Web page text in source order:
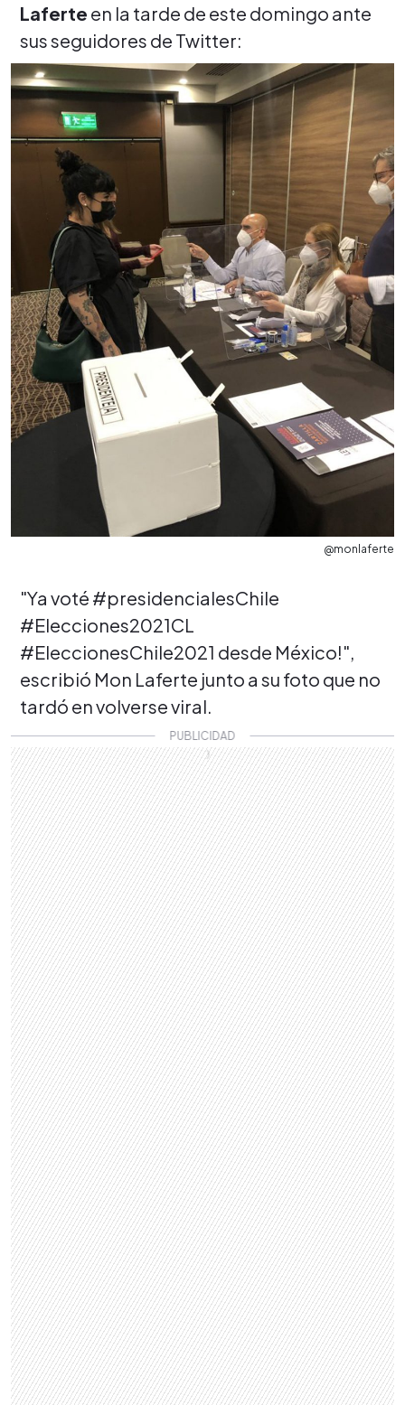
Laferte en la tarde de este domingo ante
sus seguidores de Twitter:
@monlaferte
"Ya voté #presidencialesChile
#Elecciones2021CL
#EleccionesChile2021 desde México!",
escribió Mon Laferte junto a su foto que no
tardó en volverse viral.